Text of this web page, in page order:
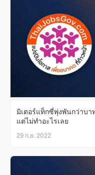
มิเตอร์แท็กซี่พุ่งพันกว่าบา
แต่ไม่ทำอะไรเลย
29 ก.ย. 2022